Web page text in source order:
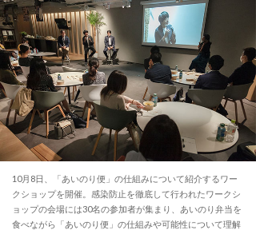
10月8日、「あいのり便」の仕組みについて紹介するワー
クショップを開催。感染防止を徹底して行われたワークシ
ョップの会場には30名の参加者が集まり、あいのり弁当を
食べながら「あいのり便」の仕組みや可能性について理解